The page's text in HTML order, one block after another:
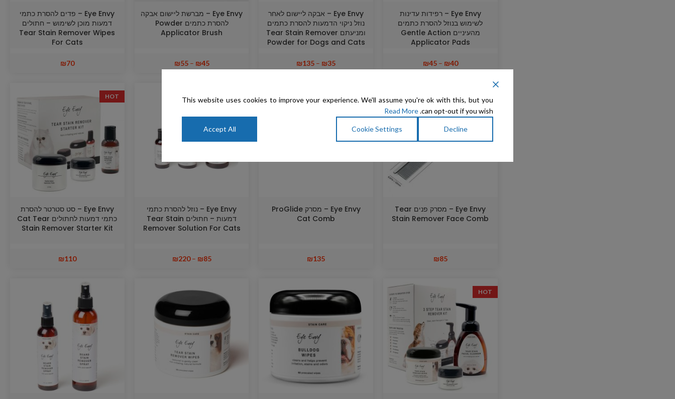
Eye Envy – רפידות עדינות
לשימוש בנוזל להסרת כתמים
מהעיניים Gentle Action
Applicator Pads
₪40
–
₪45
Eye Envy – אבקה ליישום לאחר
נוזל ניקוי הדמעות להסרת כתמים
ומניעתם Tear Stain Remover
Powder for Dogs and Cats
₪35
–
₪135
Eye Envy – מברשת ליישום אבקה
להסרת כתמים Powder
Applicator Brush
₪45
–
₪55
Eye Envy – פדים להסרת כתמי
דמעות מוכן לשימוש – חתולים
Tear Stain Remover Wipes
For Cats
₪70
Eye Envy – מסרק פנים Tear
Stain Remover Face Comb
₪85
Eye Envy – מסרק ProGlide
Cat Comb
₪135
Eye Envy – נוזל להסרת כתמי
דמעות – חתולים Tear Stain
Remover Solution For Cats
₪85
–
₪220
HOT
Eye Envy – סט סטרטר להסרת
כתמי דמעות לחתולים Cat Tear
Stain Remover Starter Kit
₪110
HOT
This website uses cookies to improve your experience. We'll assume you're ok with this, but you
can opt-out if you wish.
Read More
Decline
Cookie Settings
Accept All